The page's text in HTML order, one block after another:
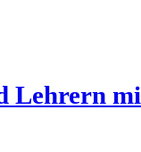
Lehrern